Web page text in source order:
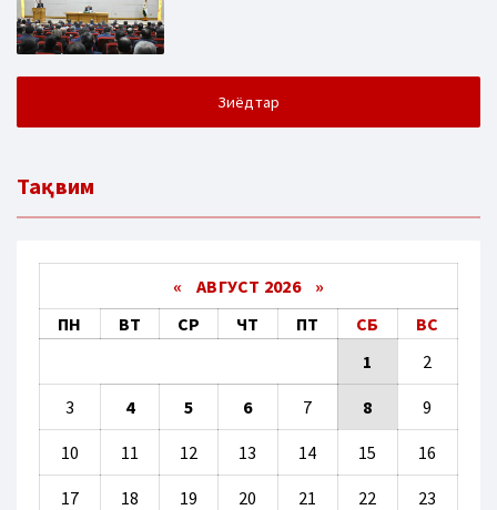
Зиёдтар
Тақвим
« АВГУСТ 2026 »
ПН
ВТ СР ЧТ ПТ СБ
ВС
1
2
3 4 5 6 7 8 9
10 11 12 13 14 15 16
17 18 19 20 21 22 23